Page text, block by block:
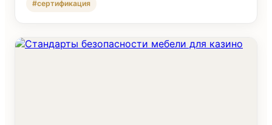
#сертификация